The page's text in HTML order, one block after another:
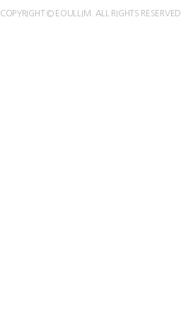
COPYRIGHT © EOULLIM. ALL RIGHTS RESERVED